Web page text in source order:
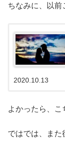
ちなみに、以前
2020.10.13
よかったら、こ
ではでは、また